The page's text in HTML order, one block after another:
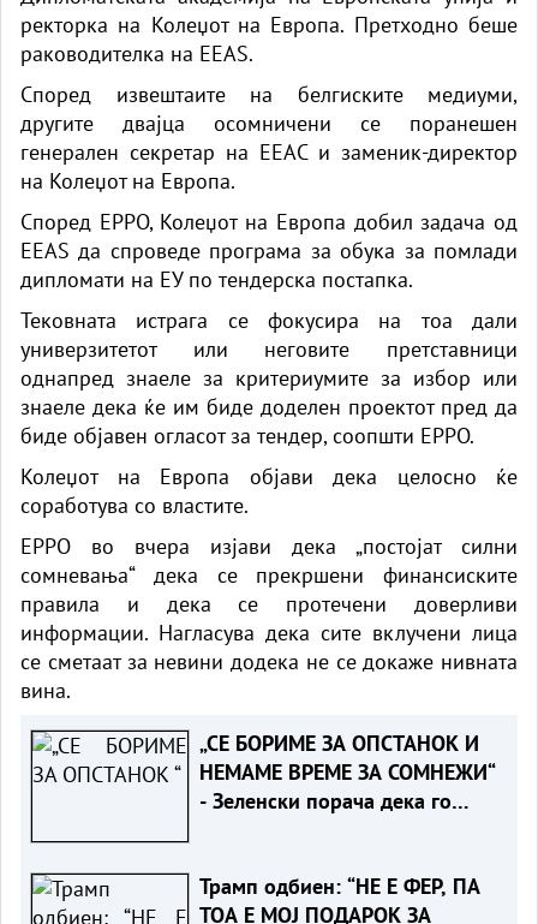
ректорка на Колеџот на Европа. Претходно беше
раководителка на EEAS.
Според извештаите на белгиските медиуми,
другите двајца осомничени се поранешен
генерален секретар на ЕЕАС и заменик-директор
на Колеџот на Европа.
Според EPPO, Колеџот на Европа добил задача од
EEAS да спроведе програма за обука за помлади
дипломати на ЕУ по тендерска постапка.
Тековната истрага се фокусира на тоа дали
универзитетот или неговите претставници
однапред знаеле за критериумите за избор или
знаеле дека ќе им биде доделен проектот пред да
биде објавен огласот за тендер, соопшти EPPO.
Колеџот на Европа објави дека целосно ќе
соработува со властите.
EPPO во вчера изјави дека „постојат силни
сомневања“ дека се прекршени финансиските
правила и дека се протечени доверливи
информации. Нагласува дека сите вклучени лица
се сметаат за невини додека не се докаже нивната
вина.
„СЕ БОРИМЕ ЗА ОПСТАНОК И
НЕМАМЕ ВРЕМЕ ЗА СОМНЕЖИ“
- Зеленски порача дека го
Трамп одбиен: “НЕ Е ФЕР, ПА
ТОА Е МОЈ ПОДАРОК ЗА